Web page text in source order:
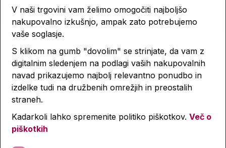
Ob nakupu vam priporočamo
V naši trgovini vam želimo omogočiti najboljšo
nakupovalno izkušnjo, ampak zato potrebujemo
vaše soglasje.
S klikom na gumb "dovolim" se strinjate, da vam z
digitalnim sledenjem na podlagi vaših nakupovalnih
navad prikazujemo najbolj relevantno ponudbo in
izdelke tudi na družbenih omrežjih in preostalih
straneh.
Kadarkoli lahko spremenite politiko piškotkov. Več o
piškotkih